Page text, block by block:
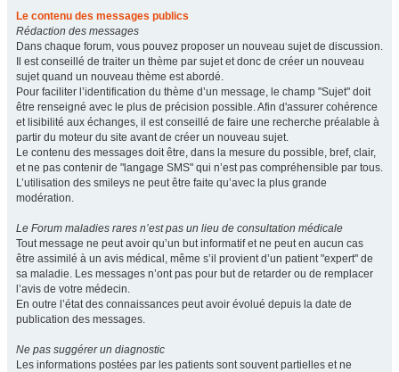
Le contenu des messages publics
Rédaction des messages
Dans chaque forum, vous pouvez proposer un nouveau sujet de discussion.
Il est conseillé de traiter un thème par sujet et donc de créer un nouveau
sujet quand un nouveau thème est abordé.
Pour faciliter l’identification du thème d’un message, le champ "Sujet" doit
être renseigné avec le plus de précision possible. Afin d'assurer cohérence
et lisibilité aux échanges, il est conseillé de faire une recherche préalable à
partir du moteur du site avant de créer un nouveau sujet.
Le contenu des messages doit être, dans la mesure du possible, bref, clair,
et ne pas contenir de "langage SMS" qui n’est pas compréhensible par tous.
L’utilisation des smileys ne peut être faite qu’avec la plus grande
modération.
Le Forum maladies rares n’est pas un lieu de consultation médicale
Tout message ne peut avoir qu’un but informatif et ne peut en aucun cas
être assimilé à un avis médical, même s’il provient d’un patient "expert" de
sa maladie. Les messages n’ont pas pour but de retarder ou de remplacer
l’avis de votre médecin.
En outre l’état des connaissances peut avoir évolué depuis la date de
publication des messages.
Ne pas suggérer un diagnostic
Les informations postées par les patients sont souvent partielles et ne